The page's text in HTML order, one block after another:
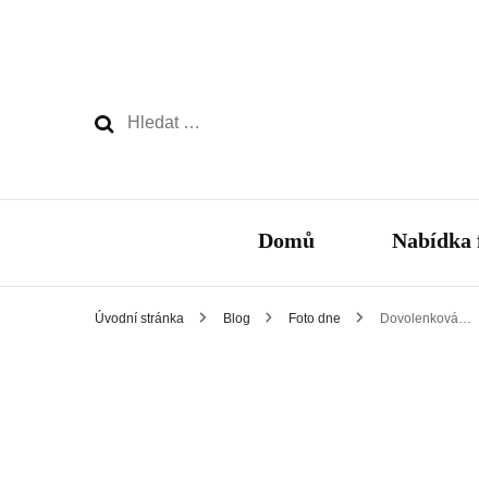
Vyhledávání
Domů Nabídka
Úvodní stránka Blog Foto dne Dovolenková…